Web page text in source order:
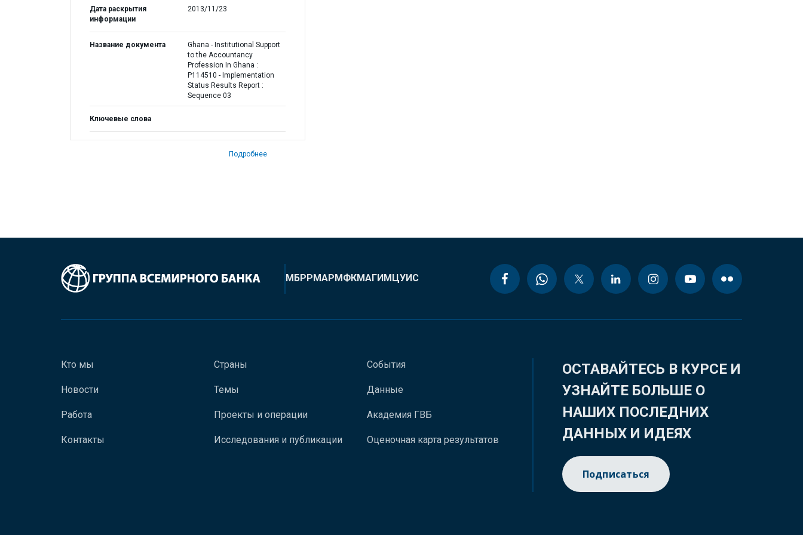
Дата раскрытия
информации
2013/11/23
Название документа
Ghana - Institutional Support
to the Accountancy
Profession In Ghana :
P114510 - Implementation
Status Results Report :
Sequence 03
Ключевые слова
Подробнее
МБРРМАРМФКМАГИМЦУИС
Кто мы
Новости
Работа
Контакты
Страны
Темы
Проекты и операции
Исследования и публикации
События
Данные
Академия ГВБ
Оценочная карта результатов
ОСТАВАЙТЕСЬ В КУРСЕ И
УЗНАЙТЕ БОЛЬШЕ О
НАШИХ ПОСЛЕДНИХ
ДАННЫХ И ИДЕЯХ
Подписаться